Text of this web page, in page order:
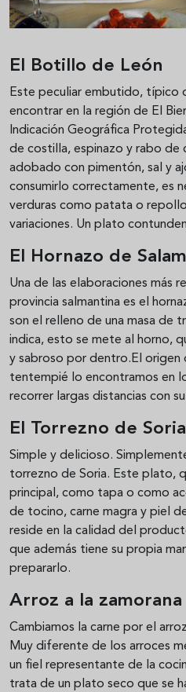
El Botillo de León
Este peculiar embutido, típico
encontrar en la región de El
Indicación Geográfica
de costilla, espinazo y rabo
adobado con pimentón, sal y
consumirlo correctamente, es
verduras como patata o
variaciones. Un plato
El Hornazo de
Una de las elaboraciones más
provincia salmantina es el
son el relleno de una masa de
indica, esto se mete al horno,
y sabroso por dentro.El
tentempié lo encontramos en
recorrer largas distancias con
El Torrezno de Soria
Simple y delicioso.
torrezno de Soria. Este plato,
principal, como tapa o como
de tocino, carne magra y piel
reside en la calidad del
que además tiene su propia
prepararlo.
Arroz a la zamorana
Cambiamos la carne por el
Muy diferente de los arroces
un fiel representante de la
trata de un plato seco que se